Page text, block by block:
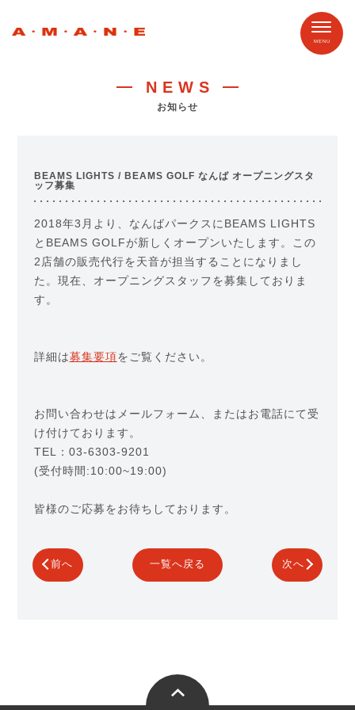
NEWS
お知らせ
BEAMS LIGHTS / BEAMS GOLF なんば オープニングスタ
ッフ募集
2018年3月より、なんばパークスにBEAMS LIGHTS
とBEAMS GOLFが新しくオープンいたします。この
2店舗の販売代行を天音が担当することになりまし
た。現在、オープニングスタッフを募集しておりま
す。
詳細は募集要項をご覧ください。
お問い合わせはメールフォーム、またはお電話にて受
け付けております。
TEL：03-6303-9201
(受付時間:10:00~19:00)
皆様のご応募をお待ちしております。
一覧へ戻る
前へ 次へ